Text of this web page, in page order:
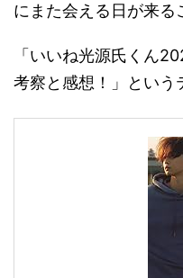
にまた会える日が来る
「いいね光源氏くん
考察と感想！」という